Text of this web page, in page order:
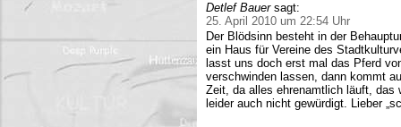
Detlef Bauer sagt:
25. April 2010 um 22:54 Uhr
Der Blödsinn besteht in der
ein Haus für Vereine des
lasst uns doch erst mal das Pferd
verschwinden lassen, dann kommt
Zeit, da alles ehrenamtlich läuft, das
leider auch nicht gewürdigt. Lieber